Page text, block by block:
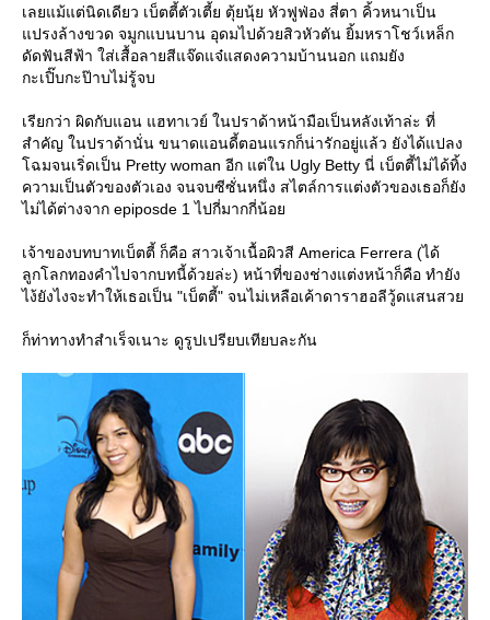
เลยแม้แต่นิดเดียว เบ็ตตี้ตัวเตี้ย ตุ้ยนุ้ย หัวฟูฟ่อง สี่ตา คิ้วหนาเป็น
ปรงล้างขวด จมูกแบนบาน อุดมไปด้วยสิวหัวตัน ยิ้มหราโชว์เหล็ก
ดัดฟันสีฟ้า ใส่เสื้อลายสีแจ๊ดแจ๋แสดงความบ้านนอก แถมยัง
กะเปิ๊บกะป๊าบไม่รู้จบ
เรียกว่า ผิดกับแอน แฮทาเวย์ ในปราด้าหน้ามือเป็นหลังเท้าล่ะ ที่
สำคัญ ในปราด้านั่น ขนาดแอนดี้ตอนแรกก็น่ารักอยู่แล้ว ยังได้แปลง
ฉมจนเริ่ดเป็น Pretty woman อีก แต่ใน Ugly Betty นี่ เบ็ตตี้ไม่ได้ทิ้ง
ความเป็นตัวของตัวเอง จนจบซีซั่นหนึ่ง สไตล์การแต่งตัวของเธอก็ยัง
ไม่ได้ต่างจาก epiposde 1 ไปกี่มากกี่น้อ
เจ้าของบทบาทเบ็ตตี้ ก็คือ สาวเจ้าเนื้อผิวสี America Ferrera (ได้
ลูกโลกทองคำไปจากบทนี้ด้วยล่ะ) หน้าที่ของช่างแต่งหน้าก็คือ ทำยัง
ไง้ยังไงจะทำให้เธอเป็น "เบ็ตตี้" จนไม่เหลือเค้าดาราฮอลีวู้ดแสนสว
ก็ท่าทางทำสำเร็จเนาะ ดูรูปเปรียบเทียบละกัน